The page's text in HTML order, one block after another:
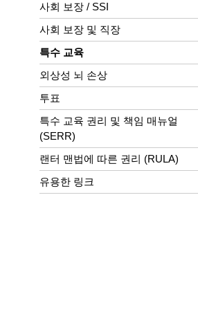
사회 보장 / SSI
사회 보장 및 직장
특수 교육
외상성 뇌 손상
투표
특수 교육 권리 및 책임 매뉴얼
(SERR)
랜터 맨법에 따른 권리 (RULA)
유용한 링크